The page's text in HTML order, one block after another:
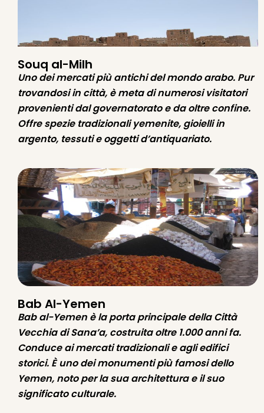
Souq al-Milh
Uno dei mercati più antichi del mondo arabo. Pur
trovandosi in città, è meta di numerosi visitatori
provenienti dal governatorato e da oltre confine.
Offre spezie tradizionali yemenite, gioielli in
argento, tessuti e oggetti d’antiquariato.
Bab Al-Yemen
Bab al-Yemen è la porta principale della Città
Vecchia di Sana’a, costruita oltre 1.000 anni fa.
Conduce ai mercati tradizionali e agli edifici
storici. È uno dei monumenti più famosi dello
Yemen, noto per la sua architettura e il suo
significato culturale.